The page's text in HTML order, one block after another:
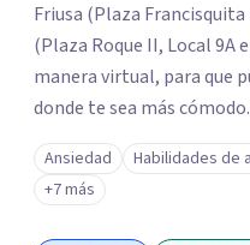
Friusa (Plaza
(Plaza Roque II, Local 9A
manera virtual, para que
donde te sea más cómodo.
Ansiedad Habilidades de
+7 más